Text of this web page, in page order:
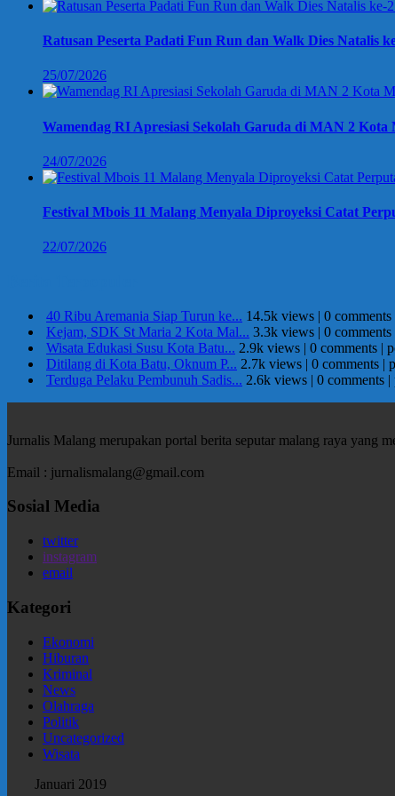
Ratusan Peserta Padati Fun Run dan Walk Dies Natalis
25/07/2026
Wamendag RI Apresiasi Sekolah Garuda di MAN 2
24/07/2026
Festival Mbois 11 Malang Menyala Diproyeksi Catat
22/07/2026
40 Ribu Aremania Siap Turun ke... 14.5k views | 0 comments
Kejam, SDK St Maria 2 Kota Mal... 3.3k views | 0 comments
Wisata Edukasi Susu Kota Batu... 2.9k views | 0 comments |
Ditilang di Kota Batu, Oknum P... 2.7k views | 0 comments |
Terduga Pelaku Pembunuh Sadis... 2.6k views | 0 comments |
Jurnalis Malang merupakan portal berita seputar malang raya yang
Email : jurnalismalang@gmail.com
Sosial Media
twitter
instagram
email
Kategori
Ekonomi
Hiburan
Kriminal
News
Olahraga
Politik
Uncategorized
Wisata
Januari 2019